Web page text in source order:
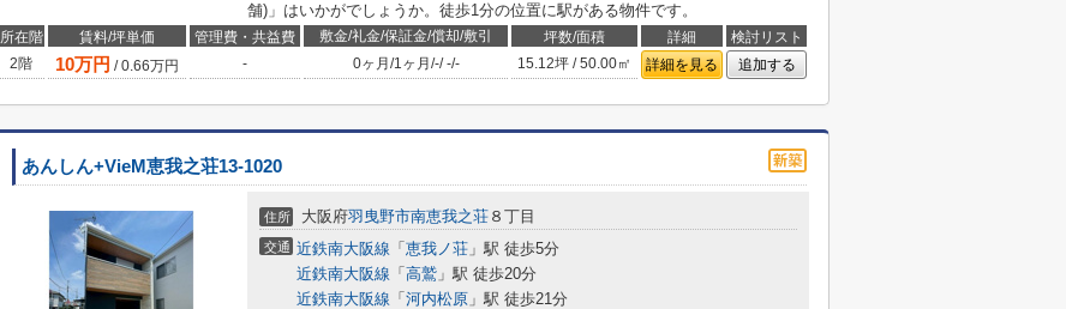
舗)」はいかがでしょうか。徒歩1分の位置に駅がある物件です。
所在階 賃料/坪単価 管理費・共益費 敷金/礼金/保証金/償却/敷引 坪数/面積 詳細
検討リスト
2階
10万円 /0.66万円 - 0ヶ月 /1ヶ月 /-/-/- 15.12坪 / 50.00㎡ 詳細を見る 追加する
あんしん+VieM恵我之荘13-1020
住所 大阪府羽曳野市南恵我之荘 ８丁目
交通 近鉄南大阪線 「 恵我ノ荘 」駅 徒歩5分
近鉄南大阪線 「 高鷲 」駅 徒歩20分
近鉄南大阪線 「 河内松原 」駅 徒歩21分